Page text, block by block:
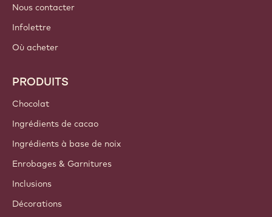
Nous contacter
Infolettre
Où acheter
PRODUITS
Chocolat
Ingrédients de cacao
Ingrédients à base de noix
Enrobages & Garnitures
Inclusions
Décorations